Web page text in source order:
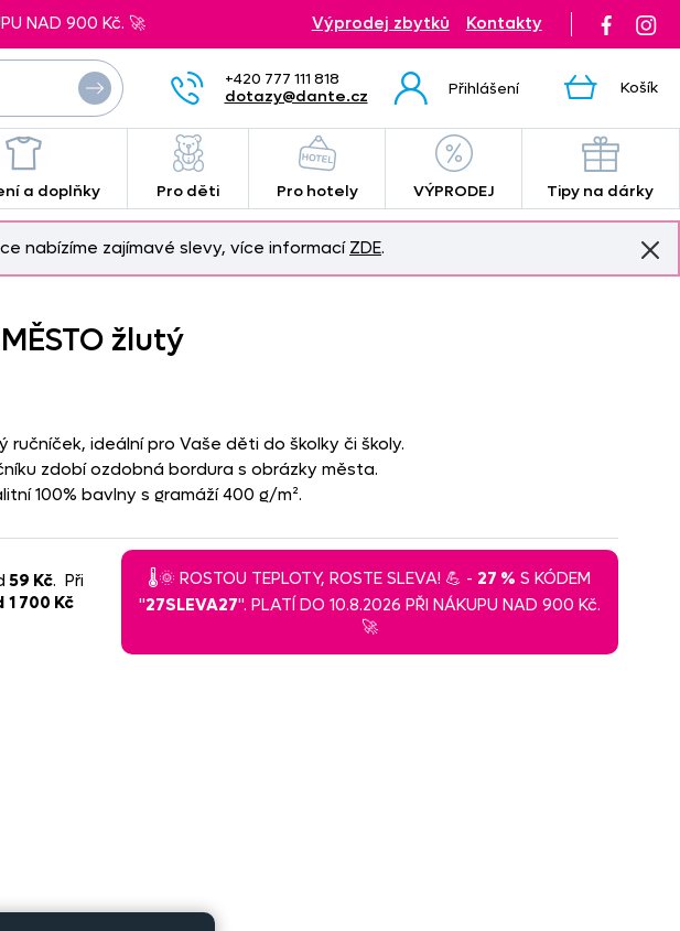
+420 777 111 818
dotazy@dante.cz
Přihlášení Košík
NAD 900 Kč. 🚀 Výprodej zbytků Kontakty
a doplňky Pro děti Pro hotely VÝPRODEJ Tipy na dárky
nabízíme zajímavé slevy, více informací ZDE.
žlutý
ručníček, ideální pro Vaše děti do školky či školy.
zdobí ozdobná bordura s obrázky města.
100% bavlny s gramáží 400 g/m².
59 Kč. Při
1 700 Kč
🌡️🌞 ROSTOU TEPLOTY, ROSTE SLEVA! 💪 -27 % S KÓDEM
"27SLEVA27". PLATÍ DO 10.8.2026 PŘI NÁKUPU NAD 900 Kč.
🚀